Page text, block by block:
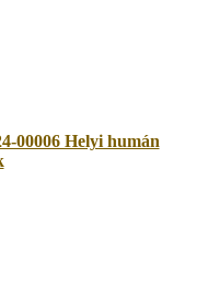
00006 Helyi humán